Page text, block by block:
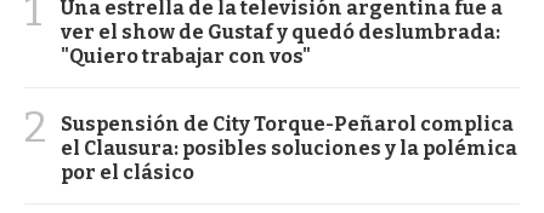
1
Una estrella de la televisión argentina fue a
ver el show de Gustaf y quedó deslumbrada:
"Quiero trabajar con vos"
2
Suspensión de City Torque-Peñarol complica
el Clausura: posibles soluciones y la polémica
por el clásico